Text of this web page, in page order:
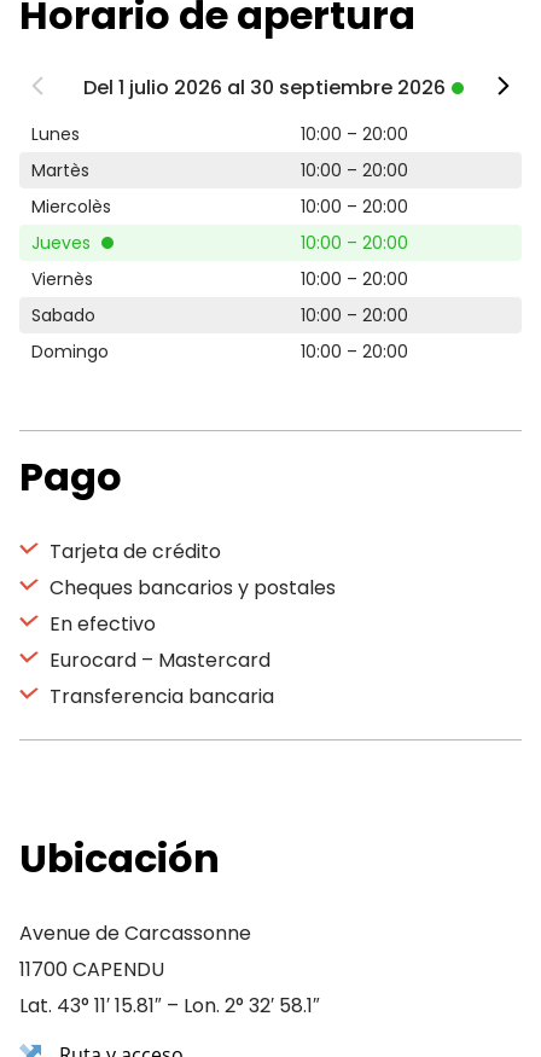
Horario de apertura
Del 1 julio 2026 al 30 septiembre 2026
Lunes
10:00 – 20:00
Martès
10:00 – 20:00
Miercolès
10:00 – 20:00
Jueves
10:00 – 20:00
Viernès
10:00 – 20:00
Sabado
10:00 – 20:00
Domingo
10:00 – 20:00
Pago
Tarjeta de crédito
Cheques bancarios y postales
En efectivo
Eurocard – Mastercard
Transferencia bancaria
Ubicación
Avenue de Carcassonne
11700 CAPENDU
Lat. 43° 11′ 15.81″ – Lon. 2° 32′ 58.1″